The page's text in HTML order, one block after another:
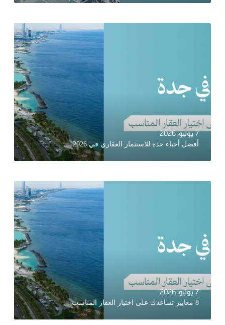
7 يوليو، 2026
أفضل أحياء جدة للاستثمار العقاري في 2026
7 يوليو، 2026
8 معايير تساعدك على اختيار العقار المناسب